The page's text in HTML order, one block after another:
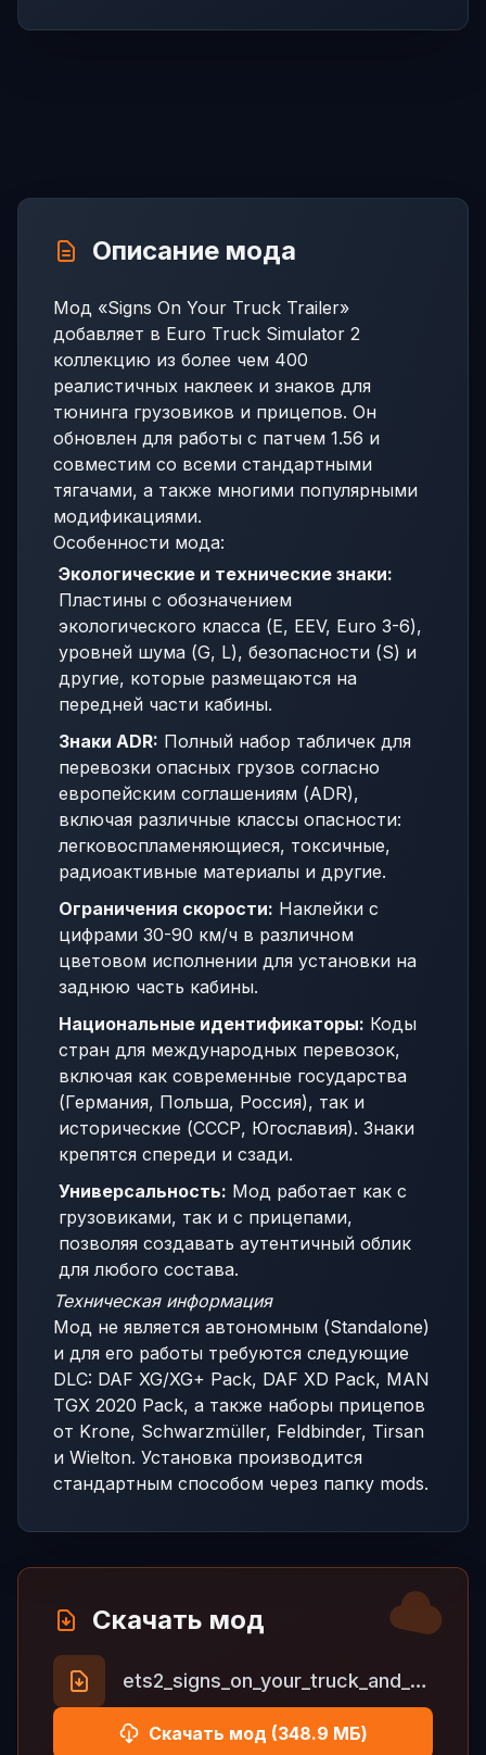
Описание мода
Мод «Signs On Your Truck Trailer»
добавляет в Euro Truck Simulator 2
коллекцию из более чем 400
реалистичных наклеек и знаков для
тюнинга грузовиков и прицепов. Он
обновлен для работы с патчем 1.56 и
совместим со всеми стандартными
тягачами, а также многими популярными
модификациями.
Особенности мода:
Экологические и технические знаки:
Пластины с обозначением
экологического класса (E, EEV, Euro 3-6),
уровней шума (G, L), безопасности (S) и
другие, которые размещаются на
передней части кабины.
Знаки ADR: Полный набор табличек для
перевозки опасных грузов согласно
европейским соглашениям (ADR),
включая различные классы опасности:
легковоспламеняющиеся, токсичные,
радиоактивные материалы и другие.
Ограничения скорости: Наклейки с
цифрами 30-90 км/ч в различном
цветовом исполнении для установки на
заднюю часть кабины.
Национальные идентификаторы: Коды
стран для международных перевозок,
включая как современные государства
(Германия, Польша, Россия), так и
исторические (СССР, Югославия). Знаки
крепятся спереди и сзади.
Универсальность: Мод работает как с
грузовиками, так и с прицепами,
позволяя создавать аутентичный облик
для любого состава.
Техническая информация
Мод не является автономным (Standalone)
и для его работы требуются следующие
DLC: DAF XG/XG+ Pack, DAF XD Pack, MAN
TGX 2020 Pack, а также наборы прицепов
от Krone, Schwarzmüller, Feldbinder, Tirsan
и Wielton. Установка производится
стандартным способом через папку mods.
Скачать мод
ets2_signs_on_your_truck_and_trailer_1_56.zip
Скачать мод (348.9 МБ)